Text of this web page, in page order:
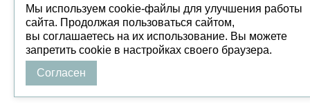
Мы используем cookie-файлы для улучшения работы
сайта. Продолжая пользоваться сайтом,
вы соглашаетесь на их использование. Вы можете
запретить cookie в настройках своего браузера.
Согласен